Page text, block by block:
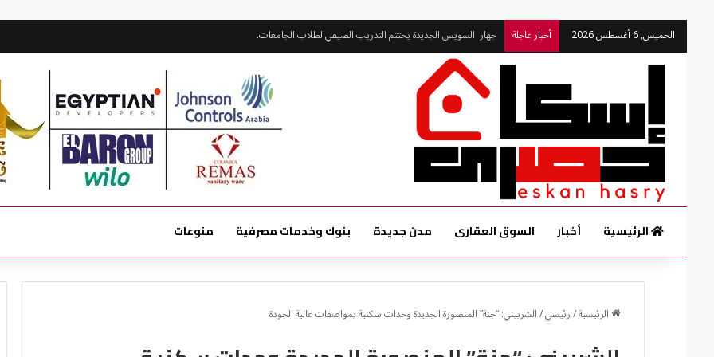
الخميس, 6 أغسطس 2026 أخبار عاجلة
جهاز السويس الجديدة يختتم التدريب الصيفي لطلاب الجامعات.
الرئيسية أخبار السوق العقارى مدن جديدة بنوك وخدمات مصرفية منوعات
الرئيسية/رئيسي/الشربيني: “جنة” المنصورة الجديدة وحدات سكنية بمواصفات عالية الجودة